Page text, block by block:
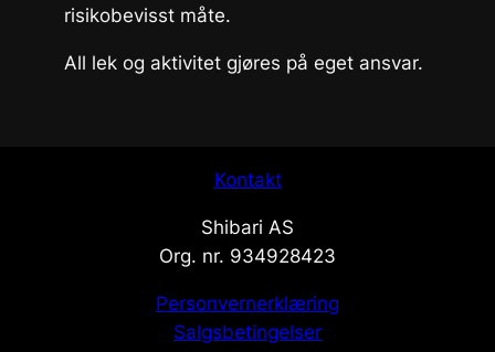
risikobevisst måte.
All lek og aktivitet gjøres på eget ansvar.
Kontakt
Shibari AS
Org. nr. 934928423
Personvernerklæring
Salgsbetingelser